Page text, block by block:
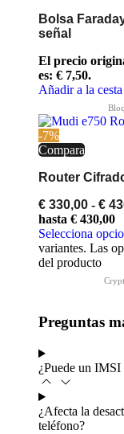
Bolsa
señal
El precio
es: € 7,50.
Añadir a la cesta
-7%
Compara
Router
€ 330,00 - €
hasta € 430,00
Selecciona
variantes. Las
del producto
Preguntas
¿Puede un IMSI
¿Afecta la
teléfono?